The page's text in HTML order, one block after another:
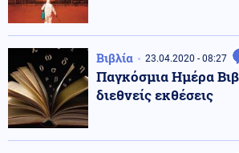
Βιβλία 23.04.2020 - 08:27
Παγκόσμια Ημέρα
διεθνείς εκθέσεις